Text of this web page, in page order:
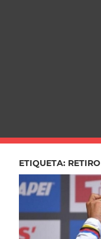
ETIQUETA: RETIRO